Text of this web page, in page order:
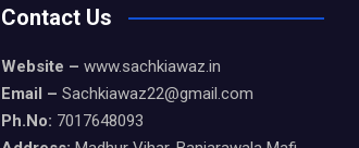
Contact Us
Website – www.sachkiawaz.in
Email – Sachkiawaz22@gmail.com
Ph.No: 7017648093